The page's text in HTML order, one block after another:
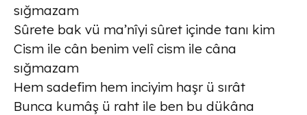
sığmazam
Sûrete bak vü ma’nîyi sûret içinde tanı kim
Cism ile cân benim velî cism ile câna
sığmazam
Hem sadefim hem inciyim haşr ü sırât
Bunca kumâş ü raht ile ben bu dükâna